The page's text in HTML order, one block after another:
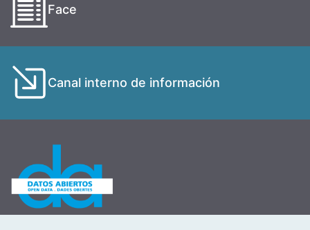
Face
Canal interno de información